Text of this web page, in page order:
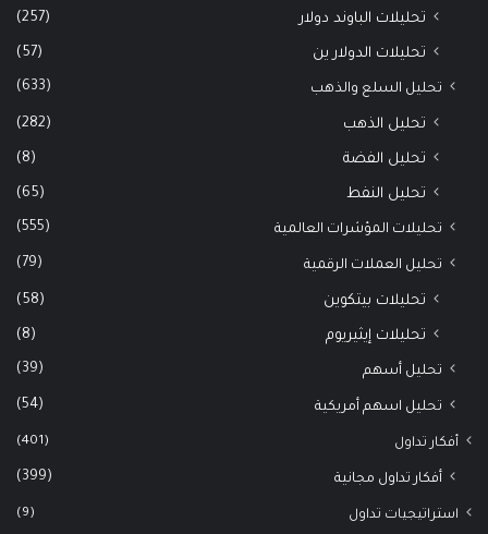
تحليلات الباوند دولار (257)
تحليلات الدولار ين (57)
تحليل السلع والذهب (633)
تحليل الذهب (282)
تحليل الفضة (8)
تحليل النفط (65)
تحليلات المؤشرات العالمية (555)
تحليل العملات الرقمية (79)
تحليلات بيتكوين (58)
تحليلات إيثيريوم (8)
تحليل أسهم (39)
تحليل اسهم أمريكية (54)
أفكار تداول (401)
أفكار تداول مجانية (399)
استراتيجيات تداول (9)